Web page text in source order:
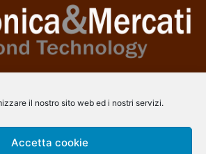
il nostro sito web ed i nostri servizi.
Accetta cookie
coinvolge tecnologie, prodotti, mercati e